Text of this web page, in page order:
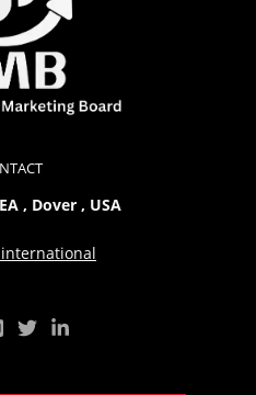
, Dover , USA